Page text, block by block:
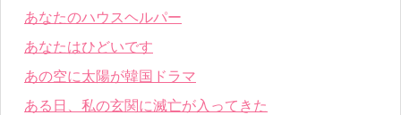
あなたのハウスヘルパー
あなたはひどいです
あの空に太陽が韓国ドラマ
ある日、私の玄関に滅亡が入ってきた